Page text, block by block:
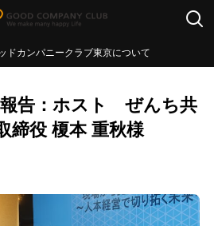
ドカンパニークラブ東京について
報告：ホスト ぜんち共
締役 榎本 重秋様